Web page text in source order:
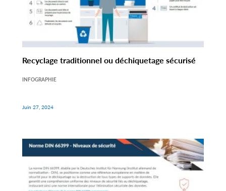
Recyclage traditionnel ou déchiquetage sécurisé
INFOGRAPHIE
Juin 27, 2024